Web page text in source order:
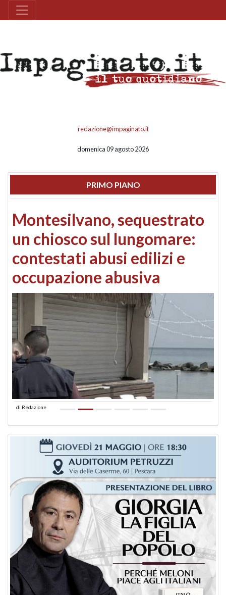
redazione@impaginato.it
domenica 09 agosto 2026
PRIMO PIANO
Montesilvano, sequestrato
un chiosco sul lungomare:
contestati abusi edilizi e
occupazione abusiva
di Redazione